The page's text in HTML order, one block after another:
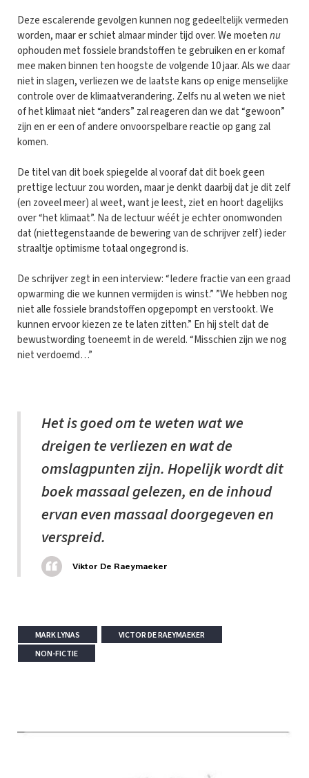
Deze escalerende gevolgen kunnen nog gedeeltelijk vermeden
worden, maar er schiet almaar minder tijd over. We moetennu
ophouden met fossiele brandstoffen te gebruiken en er komaf
mee maken binnen ten hoogste de volgende 10 jaar. Als we daar
niet in slagen, verliezen we de laatste kans op enige menselijke
controle over de klimaatverandering. Zelfs nu al weten we niet
of het klimaat niet “anders” zal reageren dan we dat “gewoon”
zijn en er een of andere onvoorspelbare reactie op gang zal
komen.
De titel van dit boek spiegelde al vooraf dat dit boek geen
prettige lectuur zou worden, maar je denkt daarbij dat je dit zelf
(en zoveel meer) al weet, want je leest, ziet en hoort dagelijks
over “het klimaat”. Na de lectuur wéét je echter onomwonden
dat (niettegenstaande de bewering van de schrijver zelf) ieder
straaltje optimisme totaal ongegrond is.
De schrijver zegt in een interview: “Iedere fractie van een graad
opwarming die we kunnen vermijden is winst.” ”We hebben nog
niet alle fossiele brandstoffen opgepompt en verstookt. We
kunnen ervoor kiezen ze te laten zitten.” En hij stelt dat de
bewustwording toeneemt in de wereld. “Misschien zijn we nog
niet verdoemd…”
Het is goed om te weten wat we
dreigen te verliezen en wat de
omslagpunten zijn. Hopelijk wordt dit
boek massaal gelezen, en de inhoud
ervan even massaal doorgegeven en
verspreid.
Viktor De Raeymaeker
MARK LYNAS
VICTOR DE RAEYMAEKER
NON-FICTIE